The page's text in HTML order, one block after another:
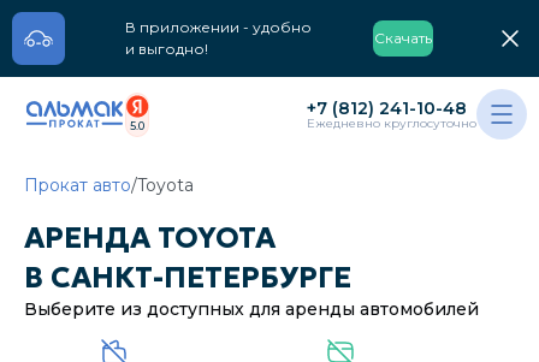
В приложении - удобно
и выгодно!
Скачать
5.0
+7 (812) 241-10-48
Ежедневно круглосуточно
Прокат авто/Toyota
АРЕНДА TOYOTA
В САНКТ-ПЕТЕРБУРГЕ
Выберите из доступных для аренды автомобилей